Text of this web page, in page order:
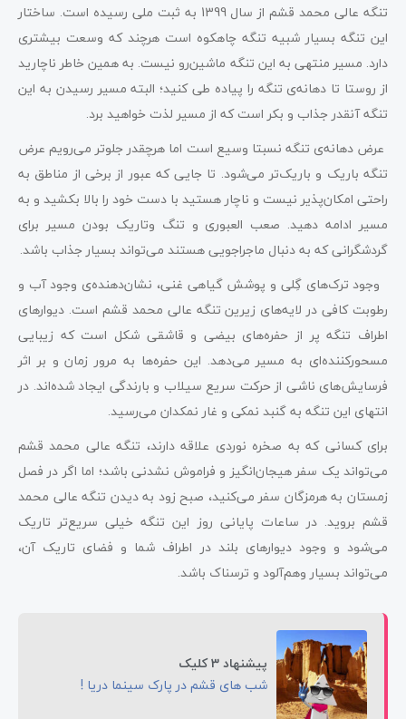
تنگه عالی محمد قشم از سال 1399 به ثبت ملی رسیده است. ساختار
این تنگه بسیار شبیه تنگه چاهکوه است هرچند که وسعت بیشتری
دارد. مسیر منتهی به این تنگه ماشین‌رو نیست. به همین خاطر ناچارید
از روستا تا دهانه‌ی تنگه را پیاده طی کنید؛ البته مسیر رسیدن به این
تنگه آنقدر جذاب و بکر است که از مسیر لذت خواهید برد.
عرض دهانه‌ی تنگه نسبتا وسیع است اما هرچقدر جلوتر می‌رویم عرض
تنگه باریک و باریک‌تر می‌شود. تا جایی که عبور از برخی از مناطق به
راحتی امکان‌پذیر نیست و ناچار هستید با دست خود را بالا بکشید و به
مسیر ادامه دهید. صعب العبوری و تنگ وتاریک بودن مسیر برای
گردشگرانی که به دنبال ماجراجویی هستند می‌تواند بسیار جذاب باشد.
وجود ترک‌های گِلی و پوشش گیاهی غنی، نشان‌دهنده‌ی وجود آب و
رطوبت کافی در لایه‌های زیرین تنگه عالی محمد قشم است. دیوارهای
اطراف تنگه پر از حفره‌های بیضی و قاشقی شکل است که زیبایی
مسحورکننده‌ای به مسیر می‌دهد. این حفره‌ها به مرور زمان و بر اثر
فرسایش‌های ناشی از حرکت سریع سیلاب و بارندگی ایجاد شده‌اند. در
انتهای این تنگه به گنبد نمکی و غار نمکدان می‌رسید.
برای کسانی که به صخره نوردی علاقه دارند، تنگه عالی محمد قشم
می‌تواند یک سفر هیجان‌انگیز و فراموش نشدنی باشد؛ اما اگر در فصل
زمستان به هرمزگان سفر می‌کنید، صبح زود به دیدن تنگه عالی محمد
قشم بروید. در ساعات پایانی روز این تنگه خیلی سریع‌تر تاریک
می‌شود و وجود دیوارهای بلند در اطراف شما و فضای تاریک آن،
می‌تواند بسیار وهم‌آلود و ترسناک باشد.
پیشنهاد 3 کلیک
شب های قشم در پارک سینما دریا !